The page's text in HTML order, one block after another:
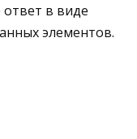
в виде
элементов.